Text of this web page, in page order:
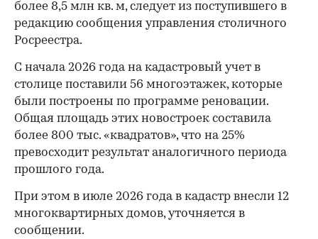
более 8,5 млн кв. м, следует из поступившего в
редакцию сообщения управления столичного
Росреестра.
С начала 2026 года на кадастровый учет в
столице поставили 56 многоэтажек, которые
были построены по программе реновации.
Общая площадь этих новостроек составила
более 800 тыс. «квадратов», что на 25%
превосходит результат аналогичного периода
прошлого года.
При этом в июле 2026 года в кадастр внесли 12
многоквартирных домов, уточняется в
сообщении.